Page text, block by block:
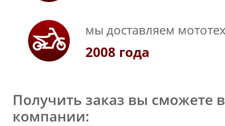
мы доставляем
2008 года
Получить заказ вы сможете
компании: